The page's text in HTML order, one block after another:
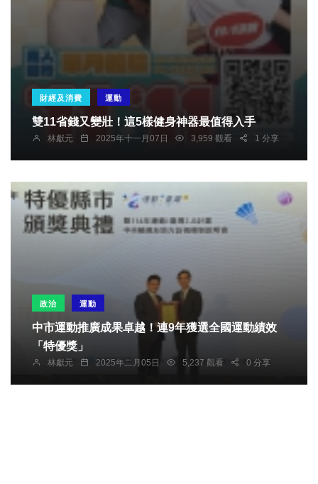
財經及消費 運動
雙11省錢又變壯！這5樣健身神器最值得入手
林獻元 2025年十一月07日 3,959 觀看 1 分享
政治 運動
中市運動推廣成果卓越！連9年獲選全國運動績效
「特優獎」
林獻元 2025年二月05日 5,237 觀看 0 分享